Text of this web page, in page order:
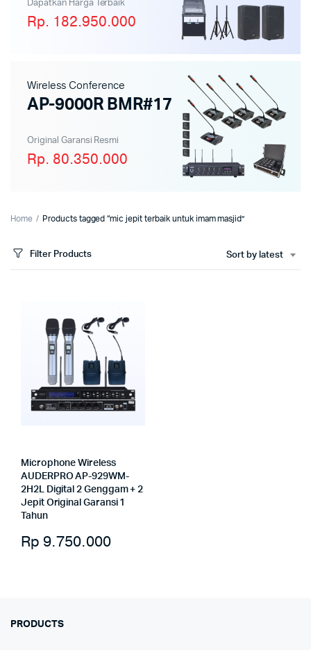
Dapatkan Harga Terbaik
Rp. 182.950.000
Wireless Conference
AP-9000R BMR#17
Original Garansi Resmi
Rp. 80.350.000
Home Products tagged “mic jepit terbaik untuk imam masjid”
Filter Products Sort by latest
Microphone Wireless
AUDERPRO AP-929WM-
2H2L Digital 2 Genggam + 2
Jepit Original Garansi 1
Tahun
Rp 9.750.000
PRODUCTS